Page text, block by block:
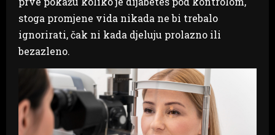
stoga promjene vida nikada ne bi trebalo
ignorirati, čak ni kada djeluju prolazno ili
bezazleno.